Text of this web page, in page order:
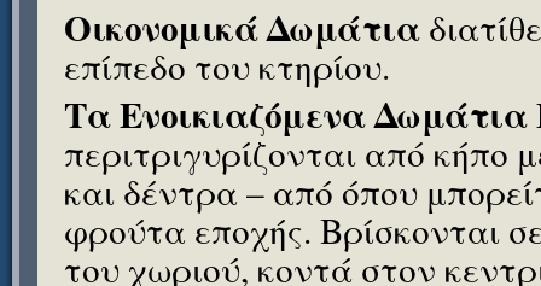
Οικονομικά Δωμάτια
επίπεδο του κτηρίου.
Τα Ενοικιαζόμενα Δωμάτια
περιτριγυρίζονται από κήπο
και δέντρα – από όπου
φρούτα εποχής. Βρίσκονται
του χωριού, κοντά στον